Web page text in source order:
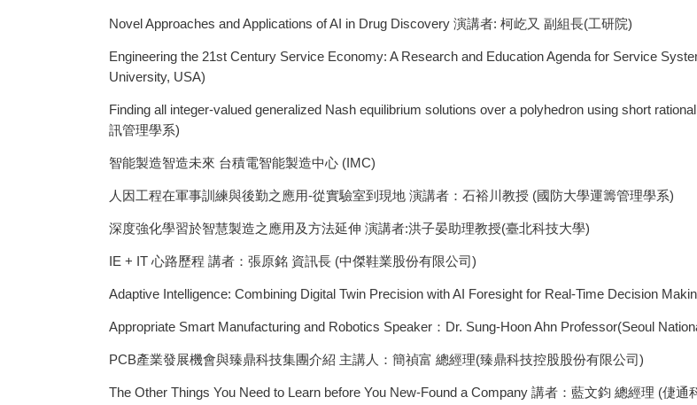
Novel Approaches and Applications of AI in Drug Discovery 演講者: 柯屹又 副組長(工研院)
Engineering the 21st Century Service Economy: A Research and Education Agenda for Service
University, USA)
Finding all integer-valued generalized Nash equilibrium solutions over a polyhedron using short
訊管理學系)
智能製造智造未來 台積電智能製造中心 (IMC)
人因工程在軍事訓練與後勤之應用-從實驗室到現地 演講者：石裕川教授 (國防大學運籌管理學系)
深度強化學習於智慧製造之應用及方法延伸 演講者:洪子晏助理教授(臺北科技大學)
IE + IT 心路歷程 講者：張原銘 資訊長 (中傑鞋業股份有限公司)
Adaptive Intelligence: Combining Digital Twin Precision with AI Foresight for Real-Time Decision
Appropriate Smart Manufacturing and Robotics Speaker：Dr. Sung-Hoon Ahn Professor(Seoul
PCB產業發展機會與臻鼎科技集團介紹 主講人：簡禎富 總經理(臻鼎科技控股股份有限公司)
The Other Things You Need to Learn before You New-Found a Company 講者：藍文鈞 總經理 (倢通